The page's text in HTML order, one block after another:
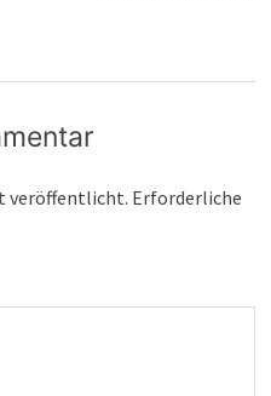
veröffentlicht. Erforderliche